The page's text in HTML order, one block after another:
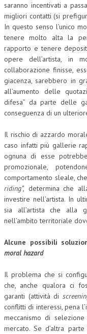
saranno incentivati a
migliori contatti (si
In questo senso l’unico
tenere molto alta la
rapporto e tenere
opere dell’artista, in
collaborazione finisse,
giacenza, sarebbero in
all’aumento delle
difesa” da parte delle
conseguenza di un
Il rischio di azzardo
caso infatti più gallerie
ognuna di esse
promozionale,
comportamento sleale,
riding”, determina che
investire nell’artista. In
sia all’artista che alla
nell’ambito territoriale
Alcune possibili
moral hazard
Il problema che si
che, anche qualora ci
garanti (attività di
conflitti di interessi, pena
meccanismo di
mercato. Se d’altra